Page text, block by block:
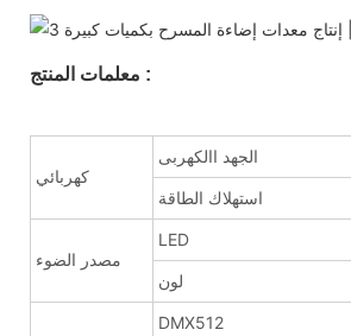
معلمات المنتج :
كهربائي
الجهد االكهربى
استهلاك الطاقة
مصدر الضوء
LED
لون
DMX512